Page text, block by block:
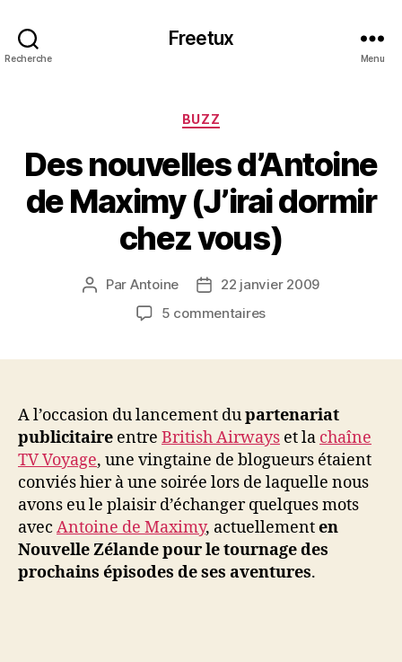
Recherche
Freetux
Menu
Catégories
BUZZ
Des nouvelles d’Antoine
de Maximy (J’irai dormir
chez vous)
Auteur
Par Antoine
Date22 janvier 2009
5 commentairessur
Maximy
(J’irai
dormir
chez
vous)
A l’occasion du lancement dupartenariat
publicitaire entre British Airways et la chaîne
TV Voyage, une vingtaine de blogueurs étaient
conviés hier à une soirée lors de laquelle nous
avons eu le plaisir d’échanger quelques mots
avec Antoine de Maximy, actuellementen
Nouvelle Zélande pour le tournage des
prochains épisodes de ses aventures.